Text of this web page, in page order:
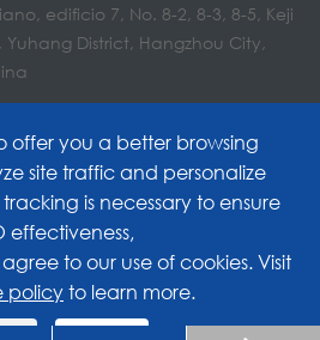
edificio 7, No. 8-2, 8-3, 8-5, Keji
District, Hangzhou City,
Bing Jia Tech. Co., Ltd.
offer you a better browsing
site traffic and personalize
is necessary to ensure
effectiveness,
to our use of cookies. Visit
policyto learn more.